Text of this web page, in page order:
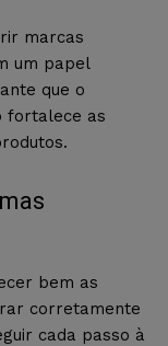
marcas
um papel
que o
fortalece as
bem as
corretamente
cada passo à